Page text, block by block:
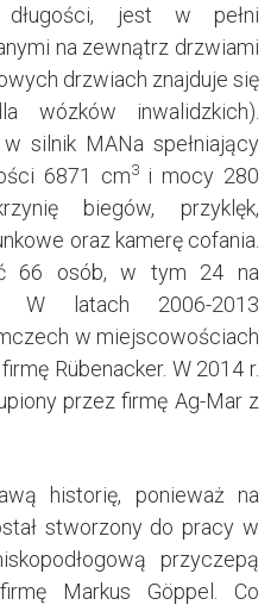
jest w pełni
na zewnątrz drzwiami
drzwiach znajduje się
wózków inwalidzkich).
silnik MANa spełniający
6871 cm3i mocy 280
biegów, przyklęk,
oraz kamerę cofania.
66 osób, w tym 24 na
W latach 2006-2013
w miejscowościach
Rübenacker. W 2014 r.
przez firmę Ag-Mar z
historię, ponieważ na
stworzony do pracy w
przyczepą
Markus Göppel. Co